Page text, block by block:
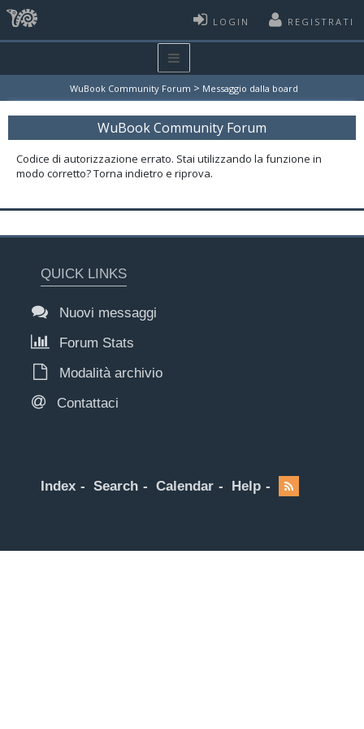
LOGIN REGISTRATI
WuBook Community Forum > Messaggio dalla board
WuBook Community Forum
Codice di autorizzazione errato. Stai utilizzando la funzione in
modo corretto? Torna indietro e riprova.
QUICK LINKS
Nuovi messaggi
Forum Stats
Modalità archivio
Contattaci
Index Search Calendar Help